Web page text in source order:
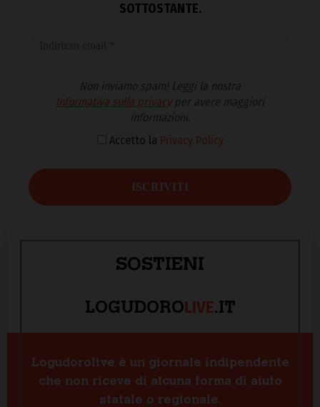
SOTTOSTANTE.
Non inviamo spam! Leggi la nostra
Informativa sulla privacyper avere maggiori
informazioni.
Accetto la Privacy Policy
SOSTIENI
LOGUDOROLIVE.IT
Logudorolive è un giornale indipendente
che non riceve di alcuna forma di aiuto
statale o regionale.